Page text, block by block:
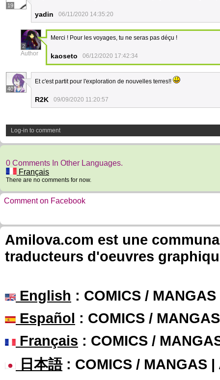
19
yadin 06/11/2020 14:35:20
2
Author
Merci ! Pour les voyages, tu ne seras pas déçu !
kaoseto 06/12/2020 17:42:34
40
Et c'est partit pour l'exploration de nouvelles terres!!
R2K 09/09/2020 11:20:57
Log-in to comment
0 Comments In Other Languages.
Français
There are no comments for now.
Comment on Facebook
Amilova.com est une
traducteurs d'oeuvres
English : COMICS /
Español : COMICS /
Français : COMICS /
日本語: COMICS / MANGAS |